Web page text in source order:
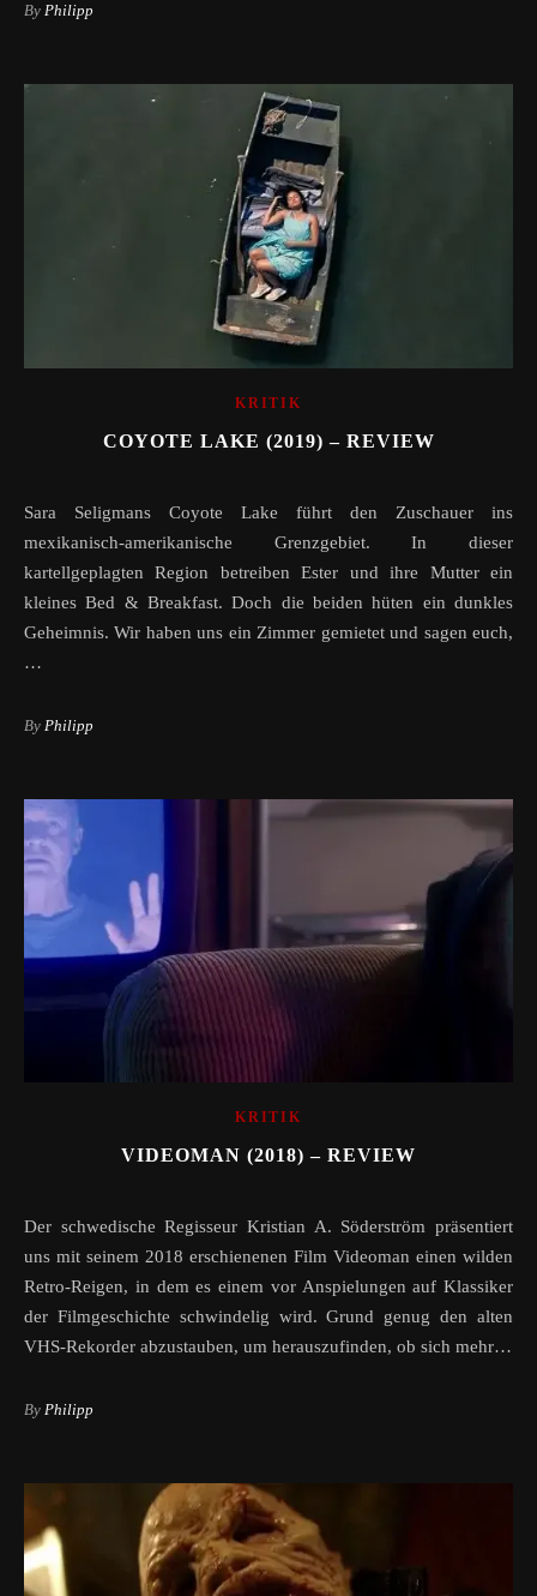
By Philipp
KRITIK
COYOTE LAKE (2019) – REVIEW
Sara Seligmans Coyote Lake führt den Zuschauer ins
mexikanisch-amerikanische Grenzgebiet. In dieser
kartellgeplagten Region betreiben Ester und ihre Mutter ein
kleines Bed & Breakfast. Doch die beiden hüten ein dunkles
Geheimnis. Wir haben uns ein Zimmer gemietet und sagen euch,
…
By Philipp
KRITIK
VIDEOMAN (2018) – REVIEW
Der schwedische Regisseur Kristian A. Söderström präsentiert
uns mit seinem 2018 erschienenen Film Videoman einen wilden
Retro-Reigen, in dem es einem vor Anspielungen auf Klassiker
der Filmgeschichte schwindelig wird. Grund genug den alten
VHS-Rekorder abzustauben, um herauszufinden, ob sich mehr…
By Philipp